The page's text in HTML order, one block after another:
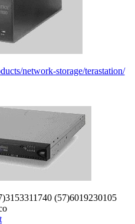
network-storage/terastation/
(57)6019230105